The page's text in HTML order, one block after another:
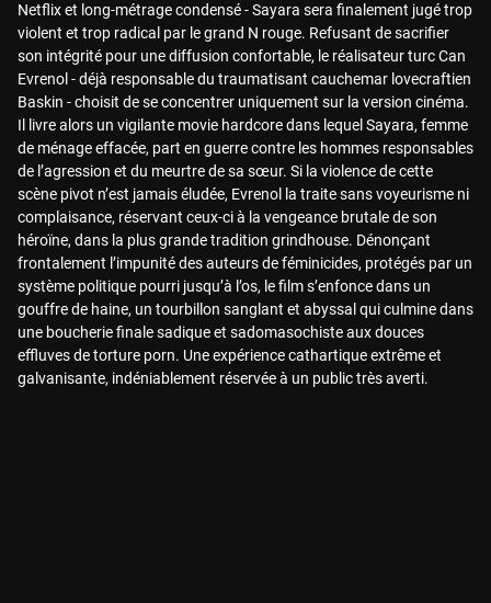
Netflix et long-métrage condensé - Sayara sera finalement jugé trop
violent et trop radical par le grand N rouge. Refusant de sacrifier
son intégrité pour une diffusion confortable, le réalisateur turc Can
Evrenol - déjà responsable du traumatisant cauchemar lovecraftien
Baskin - choisit de se concentrer uniquement sur la version cinéma.
Il livre alors un vigilante movie hardcore dans lequel Sayara, femme
de ménage effacée, part en guerre contre les hommes responsables
de l’agression et du meurtre de sa sœur. Si la violence de cette
scène pivot n’est jamais éludée, Evrenol la traite sans voyeurisme ni
complaisance, réservant ceux-ci à la vengeance brutale de son
héroïne, dans la plus grande tradition grindhouse. Dénonçant
frontalement l’impunité des auteurs de féminicides, protégés par un
système politique pourri jusqu’à l’os, le film s’enfonce dans un
gouffre de haine, un tourbillon sanglant et abyssal qui culmine dans
une boucherie finale sadique et sadomasochiste aux douces
effluves de torture porn. Une expérience cathartique extrême et
galvanisante, indéniablement réservée à un public très averti.